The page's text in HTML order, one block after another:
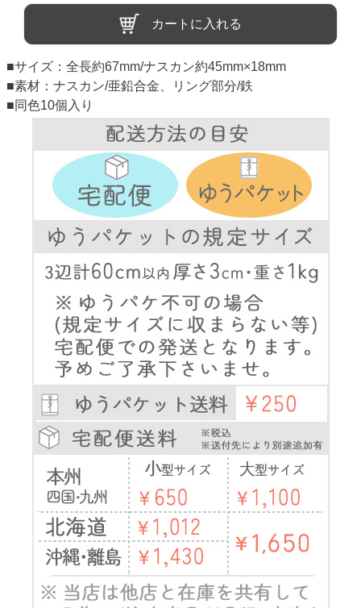
カートに入れる
■サイズ：全長約67mm/ナスカン約45mm×18mm
■素材：ナスカン/亜鉛合金、リング部分/鉄
■同色10個入り